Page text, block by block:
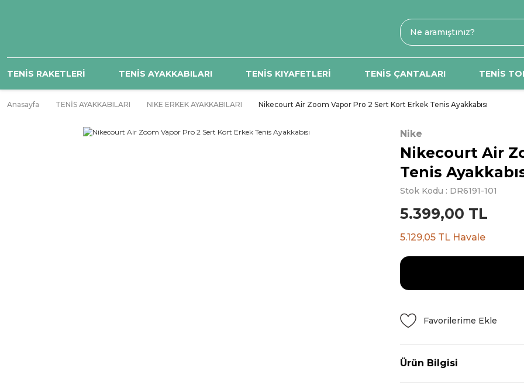
TENİS RAKETLERİ TENİS AYAKKABILARI TENİS KIYAFETLERİ TENİS ÇANTALARI TENİS
Anasayfa TENİS AYAKKABILARI NIKE ERKEK AYAKKABILARI Nikecourt Air Zoom Vapor Pro 2 Sert Kort Erkek Tenis Ayakkabısı
Nike
Nikecourt Air
Tenis
Stok Kodu : DR6191-101
5.399,00 TL
5.129,05 TL Havale
Ürün Bilgisi